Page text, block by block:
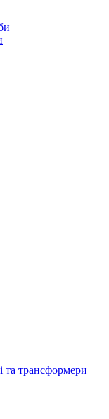
та трансформери